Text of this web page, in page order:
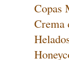
Copas
Crema